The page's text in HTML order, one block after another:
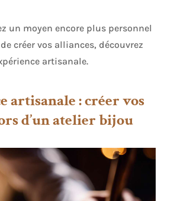
un moyen encore plus personnel
créer vos alliances, découvrez
artisanale.
artisanale : créer vos
d’un atelier bijou